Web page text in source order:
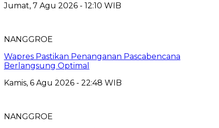
Jumat, 7 Agu 2026 - 12:10 WIB
NANGGROE
Wapres Pastikan Penanganan Pascabencana
Berlangsung Optimal
Kamis, 6 Agu 2026 - 22:48 WIB
NANGGROE